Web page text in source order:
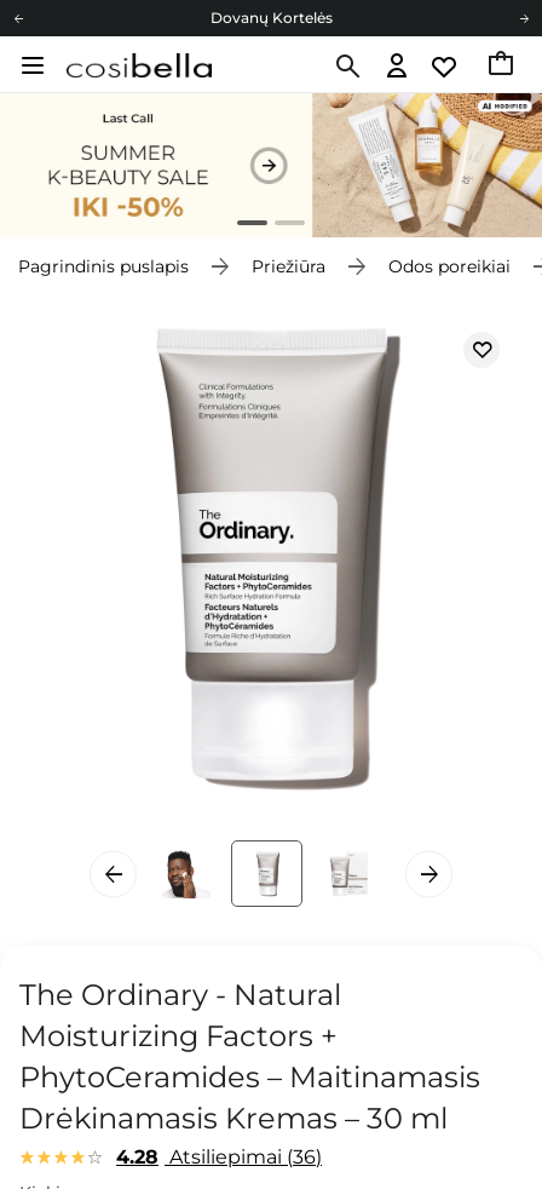
Dovanų Kortelės
Cosibella lojalumo programa
Dovanų Kortelės
Pagrindinis puslapis Priežiūra Odos poreikiai
The Ordinary - Natural
Moisturizing Factors +
PhytoCeramides – Maitinamasis
Drėkinamasis Kremas – 30 ml
4.28 Atsiliepimai 36